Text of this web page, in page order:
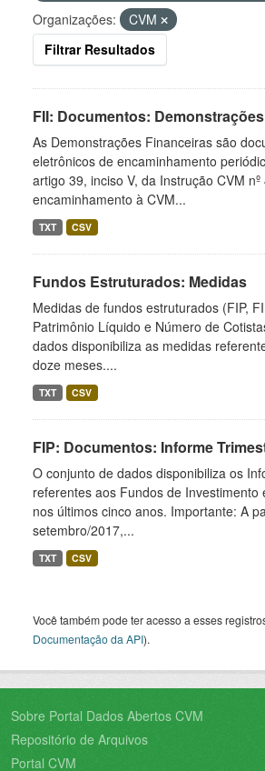
Organizações:
CVM
Filtrar Resultados
FII: Documentos:
As Demonstrações Financeiras são
eletrônicos de encaminhamento
artigo 39, inciso V, da Instrução CVM
encaminhamento à CVM...
TXT CSV
Fundos Estruturados: Medidas
Medidas de fundos estruturados (FIP,
Patrimônio Líquido e Número de
dados disponibiliza as medidas
doze meses....
TXT CSV
FIP: Documentos: Informe
O conjunto de dados disponibiliza os
referentes aos Fundos de Investimento
nos últimos cinco anos. Importante: A
setembro/2017,...
TXT CSV
Você também pode ter acesso a esses
Documentação da API).
Sobre Portal Dados Abertos CVM
Repositório de Arquivos
Portal CVM